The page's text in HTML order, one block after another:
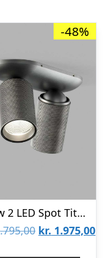
-48%
Raw 2 LED Spot Titanium 3000k-Så længe lager haves – LIGHT-POINT
Den
kr. 1.975,00